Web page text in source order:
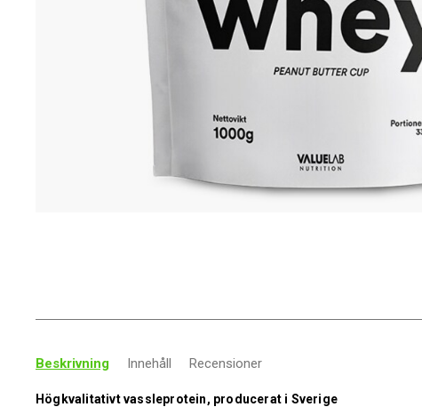
Beskrivning Innehåll Recensioner
Högkvalitativt vassleprotein, producerat i Sverige